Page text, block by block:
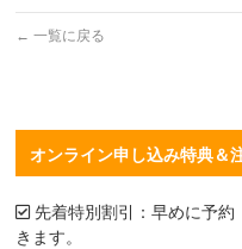
← 一覧に戻る
オンライン申し込み特典＆
先着特別割引：早めに予
きます。